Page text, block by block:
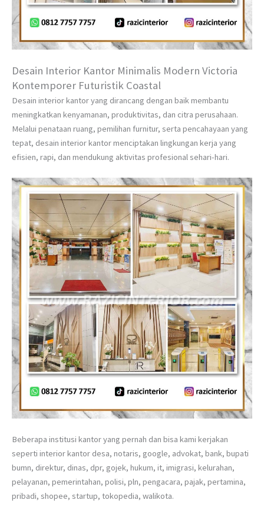
Desain Interior Kantor Minimalis Modern Victoria
Kontemporer Futuristik Coastal
Desain interior kantor yang dirancang dengan baik membantu
meningkatkan kenyamanan, produktivitas, dan citra perusahaan.
Melalui penataan ruang, pemilihan furnitur, serta pencahayaan yang
tepat, desain interior kantor menciptakan lingkungan kerja yang
efisien, rapi, dan mendukung aktivitas profesional sehari-hari.
Beberapa institusi kantor yang pernah dan bisa kami kerjakan
seperti interior kantor desa, notaris, google, advokat, bank, bupati
bumn, direktur, dinas, dpr, gojek, hukum, it, imigrasi, kelurahan,
pelayanan, pemerintahan, polisi, pln, pengacara, pajak, pertamina,
pribadi, shopee, startup, tokopedia, walikota.